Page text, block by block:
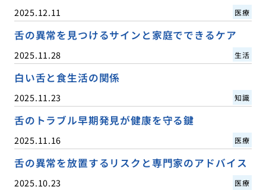
2025.12.11 医療
舌の異常を見つけるサインと家庭でできるケア
2025.11.28 生活
白い舌と食生活の関係
2025.11.23 知識
舌のトラブル早期発見が健康を守る鍵
2025.11.16 医療
舌の異常を放置するリスクと専門家のアドバイス
2025.10.23 医療